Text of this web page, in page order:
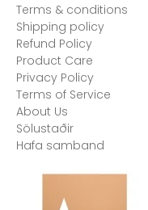
Terms & conditions
Shipping policy
Refund Policy
Product Care
Privacy Policy
Terms of Service
About Us
Sölustaðir
Hafa samband